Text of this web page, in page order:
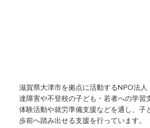
滋賀県大津市を拠点に活動するNPO法人
達障害や不登校の子ども・若者への学習
体験活動や就労準備支援などを通し、子
歩前へ踏み出せる支援を行っています。